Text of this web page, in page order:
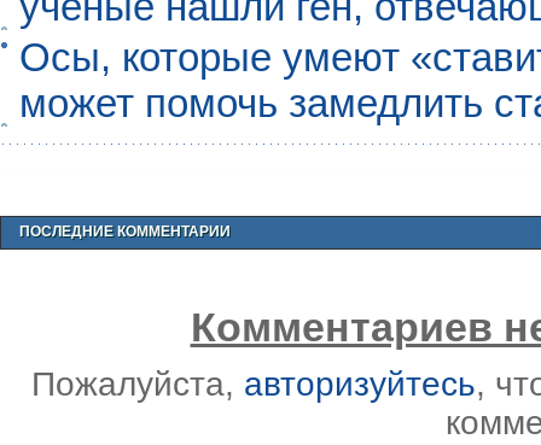
Осы, которые умеют
может помочь замедлить
ПОСЛЕДНИЕ КОММЕНТАРИИ
Комментариев
Пожалуйста, авторизуйтесь,